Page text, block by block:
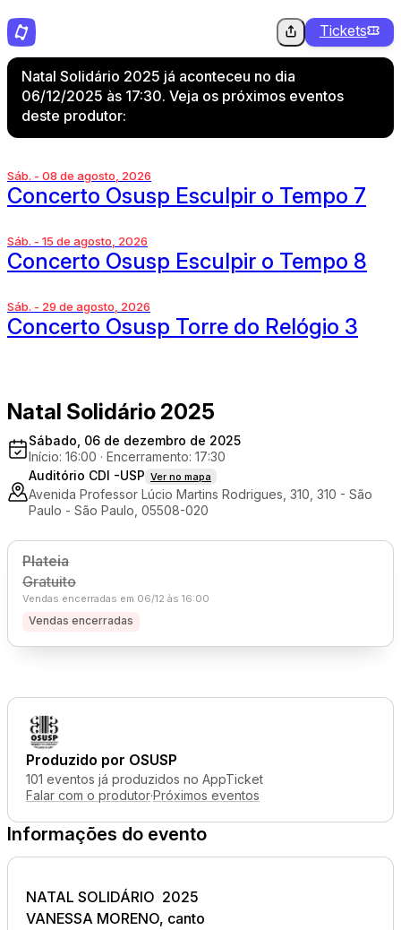
Tickets
Natal Solidário 2025 já aconteceu no dia
06/12/2025 às 17:30. Veja os próximos eventos
deste produtor:
Sáb. - 08 de agosto, 2026
Concerto Osusp Esculpir o Tempo 7
Sáb. - 15 de agosto, 2026
Concerto Osusp Esculpir o Tempo 8
Sáb. - 29 de agosto, 2026
Concerto Osusp Torre do Relógio 3
Natal Solidário 2025
Sábado, 06 de dezembro de 2025
Início: 16:00 · Encerramento: 17:30
Auditório CDI -USP Ver no mapa
Avenida Professor Lúcio Martins Rodrigues, 310, 310 - São
Paulo - São Paulo, 05508-020
Produzido por OSUSP
101 eventos já produzidos no AppTicket
Falar com o produtor·Próximos eventos
Informações do evento
NATAL SOLIDÁRIO 2025
VANESSA MORENO, canto
Plateia
Gratuito
Vendas encerradas em 06/12 às 16:00
Vendas encerradas